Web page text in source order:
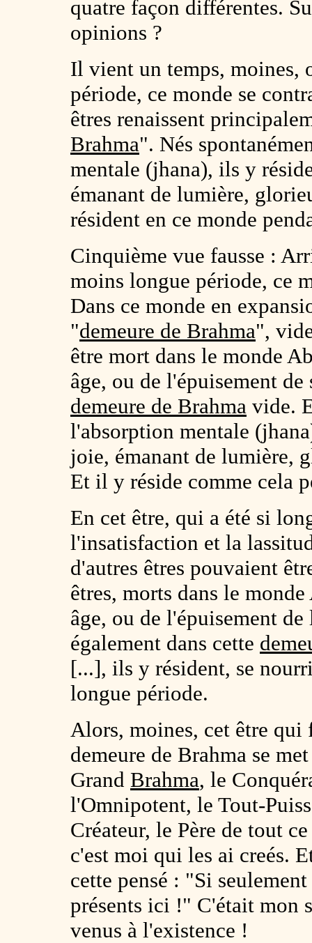
quatre façon différentes.
opinions ?
Il vient un temps, moines,
période, ce monde se
êtres renaissent
Brahma". Nés
mentale (jhana), ils y
émanant de lumière,
résident en ce monde
Cinquième vue fausse :
moins longue période, ce
Dans ce monde en
"demeure de Brahma",
être mort dans le monde
âge, ou de l'épuisement
demeure de Brahma vide.
l'absorption mentale
joie, émanant de lumière,
Et il y réside comme cela
En cet être, qui a été si
l'insatisfaction et la
d'autres êtres pouvaient
êtres, morts dans le
âge, ou de l'épuisement
également dans cette
[...], ils y résident, se
longue période.
Alors, moines, cet être qui
demeure de Brahma se
Grand Brahma, le
l'Omnipotent, le Tout-
Créateur, le Père de tout
c'est moi qui les ai creés.
cette pensé : "Si
présents ici !" C'était mon
venus à l'existence !